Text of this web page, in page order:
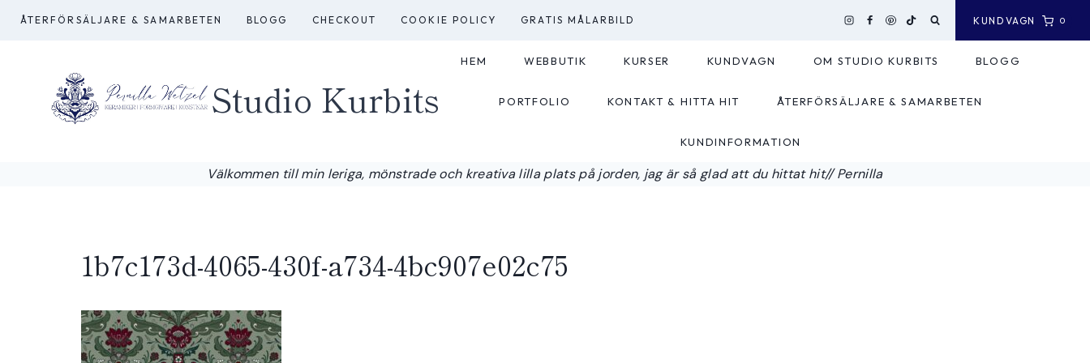
Skip
ÅTERFÖRSÄLJARE & SAMARBETEN BLOGG CHECKOUT COOKIE POLICY GRATIS MÅLARBILD KUNDVAGN 0
Studio Kurbits
HEM WEBBUTIK KURSER KUNDVAGN OM STUDIO KURBITS BLOGG
PORTFOLIO KONTAKT & HITTA HIT ÅTERFÖRSÄLJARE & SAMARBETEN
KUNDINFORMATION
Välkommen till min leriga, mönstrade och kreativa lilla plats på jorden, jag är så glad att du hittat hit// Pernilla
1b7c173d-4065-430f-a734-4bc907e02c75